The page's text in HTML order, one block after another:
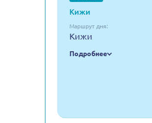
Кижи
Маршрут дня:
Кижи
Подробнее